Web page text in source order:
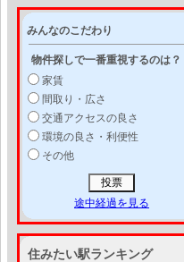
みんなのこだわり
物件探しで一番重視するのは？
家賃
間取り・広さ
交通アクセスの良さ
環境の良さ・利便性
その他
途中経過を見る
住みたい駅ランキング